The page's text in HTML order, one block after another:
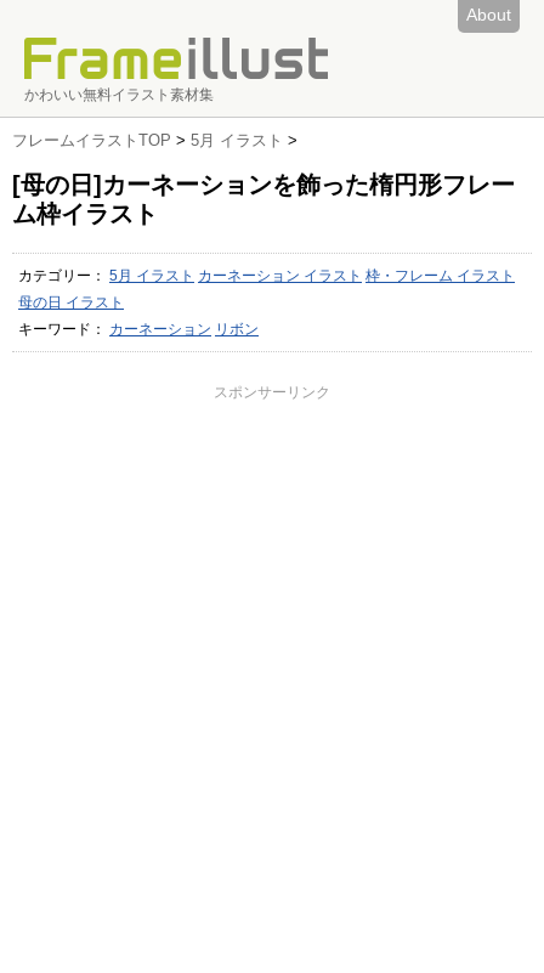
About
かわいい無料イラスト素材集
フレームイラストTOP > 5月 イラスト >
[母の日]カーネーションを飾った楕円形フレー
ム枠イラスト
カテゴリー： 5月 イラスト カーネーション イラスト 枠・フレーム イラスト
母の日 イラスト
キーワード： カーネーション リボン
スポンサーリンク